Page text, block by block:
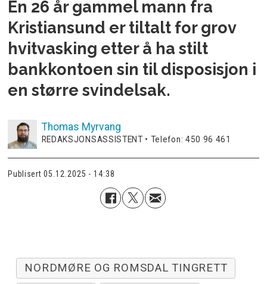
En 26 år gammel mann fra
Kristiansund er tiltalt for grov
hvitvasking etter å ha stilt
bankkontoen sin til disposisjon i
en større svindelsak.
Thomas Myrvang
REDAKSJONSASSISTENT • Telefon: 450 96 461
Publisert 05.12.2025 - 14:38
NORDMØRE OG ROMSDAL TINGRETT